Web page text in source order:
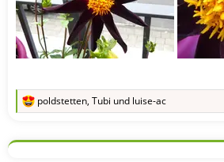
R
k
poldstetten, Tubi und luise-ac